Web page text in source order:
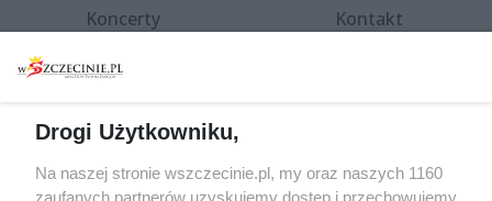
Koncerty
Spacery i oprowadzania
targi
Wernisaże
Kontakt
Specjalny koncert z okazji
20. urodzin portalu
Drogi Użytkowniku,
Na naszej stronie wszczecinie.pl, my oraz naszych 1160
zaufanych partnerów uzyskujemy dostęp i przechowujemy